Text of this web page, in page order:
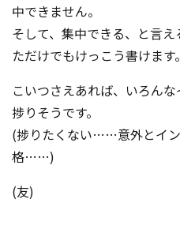
中できません。
そして、集中できる、と言
ただけでもけっこう書けます。
こいつさえあれば、いろん
捗りそうです。
(捗りたくない……意外とイ
格……)
(友)